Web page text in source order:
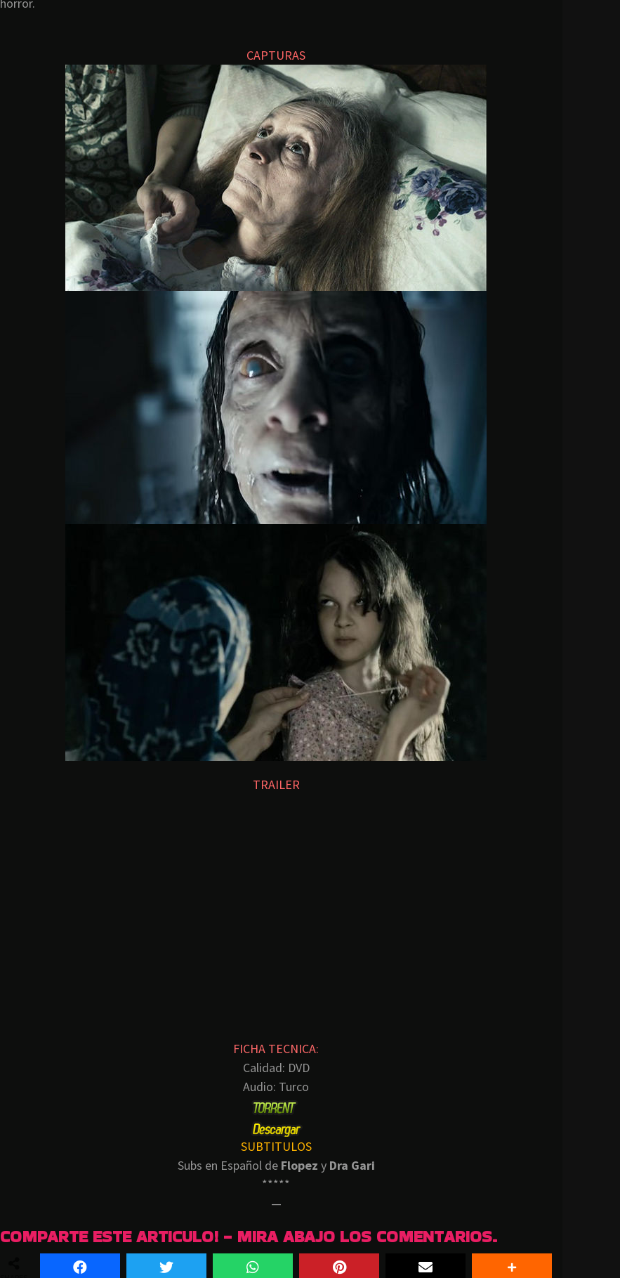
horror.
CAPTURAS
TRAILER
FICHA TECNICA:
Calidad: DVD
Audio: Turco
SUBTITULOS
Subs en Español de Flopez y Dra Gari
*****
—
COMPARTE ESTE ARTICULO! - MIRA ABAJO LOS COMENTARIOS.